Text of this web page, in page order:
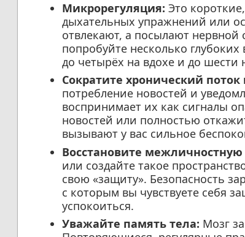
Микрорегуляция: Это
дыхательных упражнений или
отвлекают, а посылают
попробуйте несколько
до четырёх на вдохе и до шести
Сократите хронический
потребление новостей и
воспринимает их как сигналы
новостей или полностью
вызывают у вас сильное
Восстановите межличностную
или создайте такое
свою «защиту». Безопасность
с которым вы чувствуете себя
успокоиться.
Уважайте память тела: Мозг